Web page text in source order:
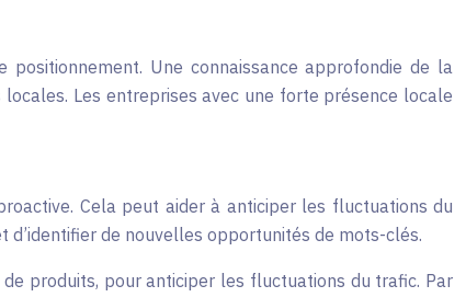
Une connaissance approfondie de la
Les entreprises avec une forte présence locale
Cela peut aider à anticiper les fluctuations du
de nouvelles opportunités de mots-clés.
produits, pour anticiper les fluctuations du trafic. Par